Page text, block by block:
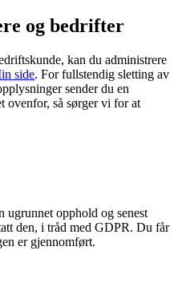
og bedrifter
kan du administrere
side. For fullstendig sletting av
sender du en
ovenfor, så sørger vi for at
ugrunnet opphold og senest
den, i tråd med GDPR. Du får
er gjennomført.